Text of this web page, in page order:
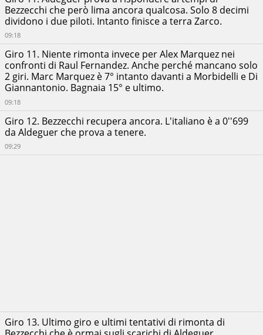
Giro 13. Ultimo giro e ultimi tentativi di rimonta di
Giro 12. Bezzecchi recupera ancora. L'italiano è a 0''699
da Aldeguer che prova a tenere.
09:29
Giro 11. Niente rimonta invece per Alex Marquez nei
confronti di Raul Fernandez. Anche perché mancano solo
2 giri. Marc Marquez è 7° intanto davanti a Morbidelli e Di
Giannantonio. Bagnaia 15° e ultimo.
09:18
Bezzecchi che però lima ancora qualcosa. Solo 8 decimi
dividono i due piloti. Intanto finisce a terra Zarco.
09:18